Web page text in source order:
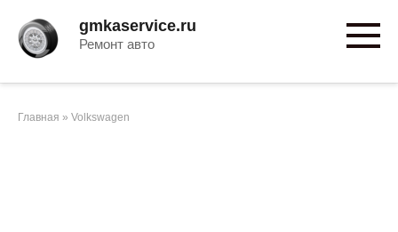
контенту
gmkaservice.ru
Ремонт авто
Главная » Volkswagen